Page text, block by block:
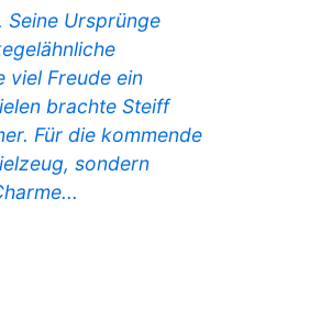
Ursprünge
viel Freude ein
brachte Steiff
Für die kommende
sondern